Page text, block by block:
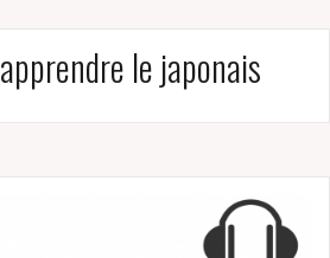
apprendre le japonais